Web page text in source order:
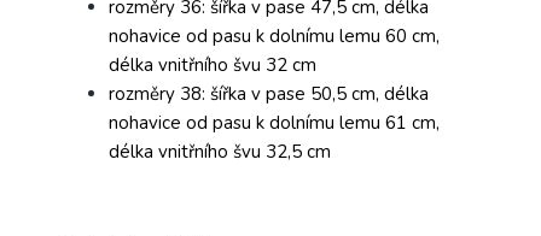
rozměry 36: šířka v pase 47,5 cm, délka
nohavice od pasu k dolnímu lemu 60 cm,
délka vnitřního švu 32 cm
rozměry 38: šířka v pase 50,5 cm, délka
nohavice od pasu k dolnímu lemu 61 cm,
délka vnitřního švu 32,5 cm